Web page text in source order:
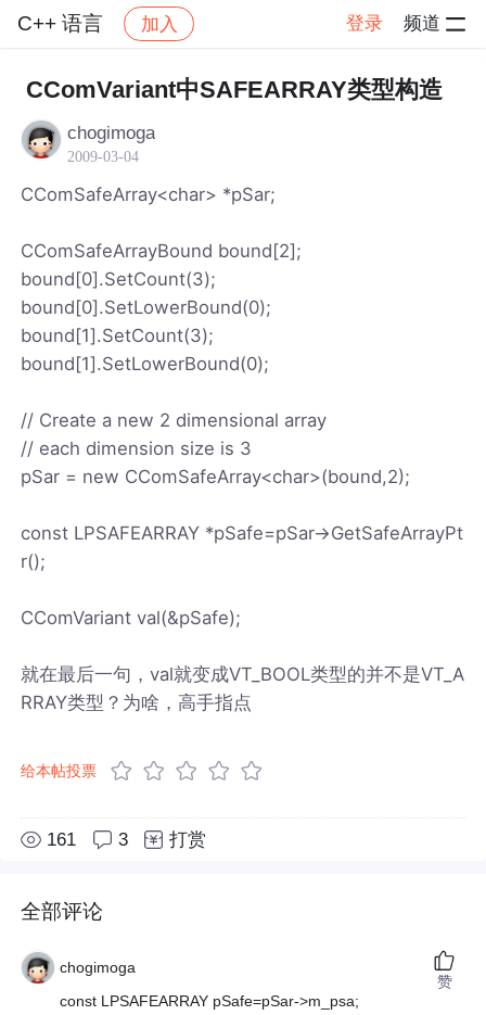
C++ 语言 加入 登录 频道
社区 C++ 语言
CComVariant中SAFEARRAY类型构造
chogimoga
2009-03-04
CComSafeArray<char> *pSar;
CComSafeArrayBound bound[2];
bound[0].SetCount(3);
bound[0].SetLowerBound(0);
bound[1].SetCount(3);
bound[1].SetLowerBound(0);
// Create a new 2 dimensional array
// each dimension size is 3
pSar = new CComSafeArray<char>(bound,2);
const LPSAFEARRAY *pSafe=pSar->GetSafeArrayPt
r();
CComVariant val(&pSafe);
就在最后一句，val就变成VT_BOOL类型的并不是VT_A
RRAY类型？为啥，高手指点
给本帖投票
161 3 打赏
全部评论
chogimoga
const LPSAFEARRAY pSafe=pSar->m_psa;
赞